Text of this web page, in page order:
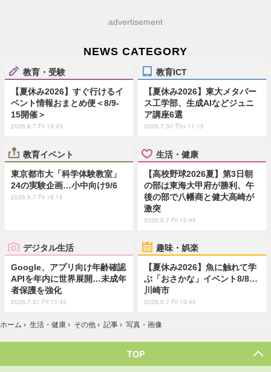
advertisement
NEWS CATEGORY
教育・受験
【夏休み2026】すぐ行けるイ
ベント情報おまとめ便＜8/9-
15開催＞
2026.8.7 Fri 19:45
教育ICT
【夏休み2026】東大メタバー
ス工学部、生成AIなどジュニ
ア講座6選
2026.7.30 Thu 11:15
教育イベント
東京都市大「科学体験教室」
24の実験企画…小中向け9/6
2026.8.7 Fri 18:15
生活・健康
【高校野球2026夏】第3日朝
の部は東海大甲府が勝利、午
後の部で八幡商と健大高崎が
激突
2026.8.7 Fri 12:45
デジタル生活
Google、アプリ向け年齢確認
APIを年内に世界展開…未成年
者保護を強化
2026.7.31 Fri 13:45
趣味・娯楽
【夏休み2026】魚に触れて学
ぶ「おさかな」イベント8/8…
川崎市
2026.8.7 Fri 10:45
ホーム › 生活・健康 › その他 › 記事 › 写真・画像
TOP